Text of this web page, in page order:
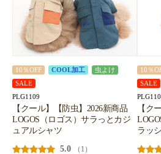
10％OFF COOL加工
虫よけ
SALE
PLG1109
【クール】【防虫】2026新商品
LOGOS（ロゴス）サラっとカジ
ュアルシャツ
5.0
（1）
10％
SALE
【ク
ラッ